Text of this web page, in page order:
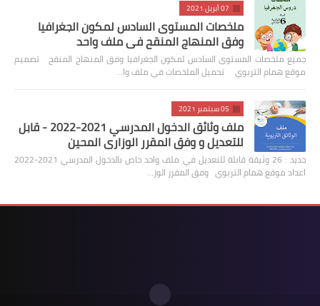
07 أبريل 2021
ملخصات المستوى السادس لمكون الجغرافيا
وفق المنهاج المنقح في ملف واحد
جميع ملخصات المستوى السادس لمكون الجغرافيا وفق المنهاج المنقح تصميم
موقع همام التربوي تحميل الملخصات في ملف وا…
05 سبتمبر 2021
ملف وثائق الدخول المدرسي 2021-2022 - قابل
للتعديل و وفق المقرر الوزاري المحين
جديد : 26 وثيقة قابلة للتعديل في ملف واحد خاص بالدخول المدرسي 2021-2022
اعداد موقع همام التربوي وفق المقرر الوز…